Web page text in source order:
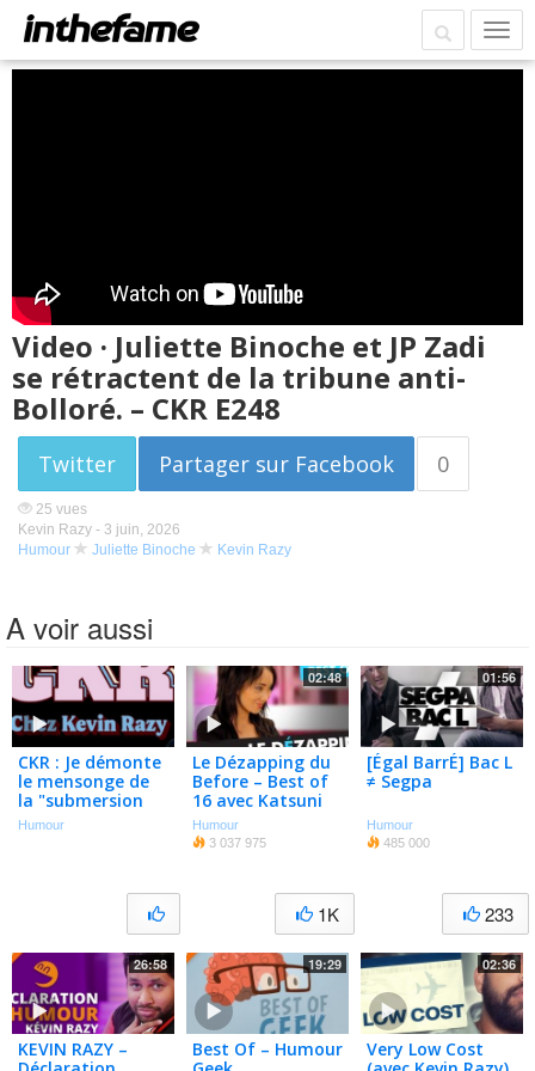
Video · Juliette Binoche et JP Zadi
se rétractent de la tribune anti-
Bolloré. – CKR E248
Twitter Partager sur Facebook 0
25 vues
Kevin Razy - 3 juin, 2026
Humour
Juliette Binoche Kevin Razy
A voir aussi
CKR : Je démonte
le mensonge de
la "submersion
migratoire" à
Humour
02:48
Le Dézapping du
Before – Best of
16 avec Katsuni
Humour
3 037 975
1K
01:56
[Égal BarrÉ] Bac L
≠ Segpa
Humour
485 000
233
26:58
KEVIN RAZY –
19:29
Best Of – Humour
02:36
Very Low Cost